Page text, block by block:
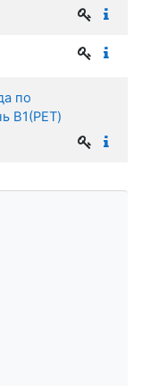
по
В1(PET)